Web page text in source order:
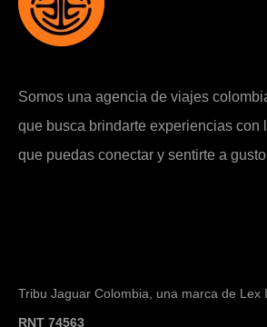
Somos una agencia de viajes
que busca brindarte experiencias con
que puedas conectar y sentirte a
Tribu Jaguar Colombia, una marca de Lex
RNT 74563